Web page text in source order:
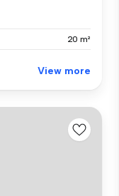
20 m²
View more